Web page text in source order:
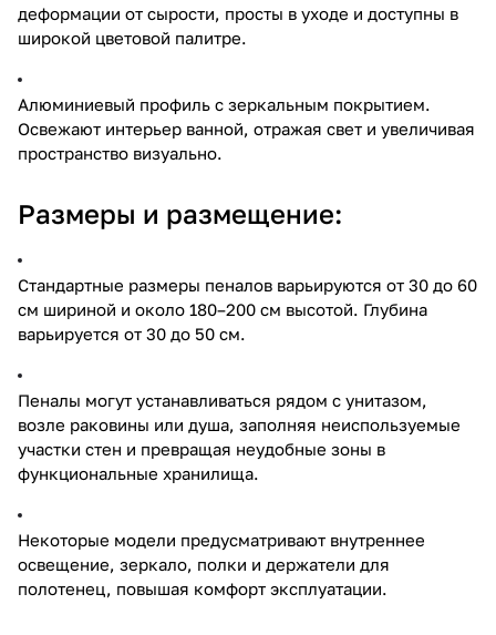
деформации от сырости, просты в уходе и доступны в
широкой цветовой палитре.
Алюминиевый профиль с зеркальным покрытием.
Освежают интерьер ванной, отражая свет и увеличивая
пространство визуально.
Размеры и размещение:
Стандартные размеры пеналов варьируются от 30 до 60
см шириной и около 180–200 см высотой. Глубина
варьируется от 30 до 50 см.
Пеналы могут устанавливаться рядом с унитазом,
возле раковины или душа, заполняя неиспользуемые
участки стен и превращая неудобные зоны в
функциональные хранилища.
Некоторые модели предусматривают внутреннее
освещение, зеркало, полки и держатели для
полотенец, повышая комфорт эксплуатации.